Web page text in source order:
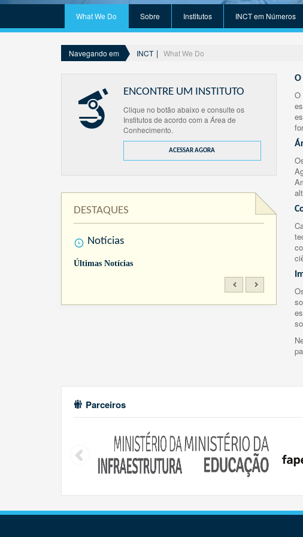
What We Do Sobre Institutos INCT em Números
Navegando em INCT What We Do
ENCONTRE UM INSTITUTO
Clique no botão abaixo e consulte os
Institutos de acordo com a Área de
Conhecimento.
ACESSAR AGORA
DESTAQUES
Notícias
Últimas Notícias
O
O
Parceiros